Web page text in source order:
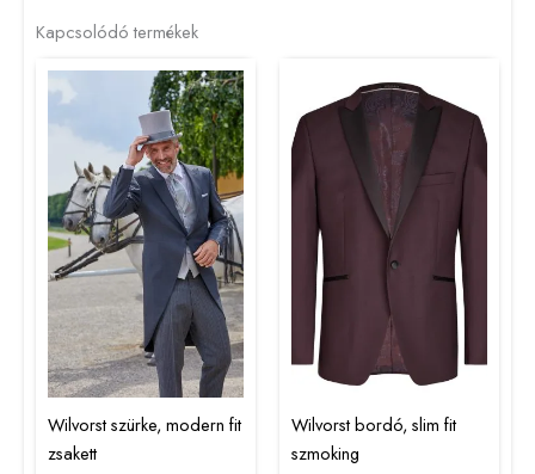
Kapcsolódó termékek
Wilvorst szürke, modern fit
zsakett
Wilvorst bordó, slim fit
szmoking